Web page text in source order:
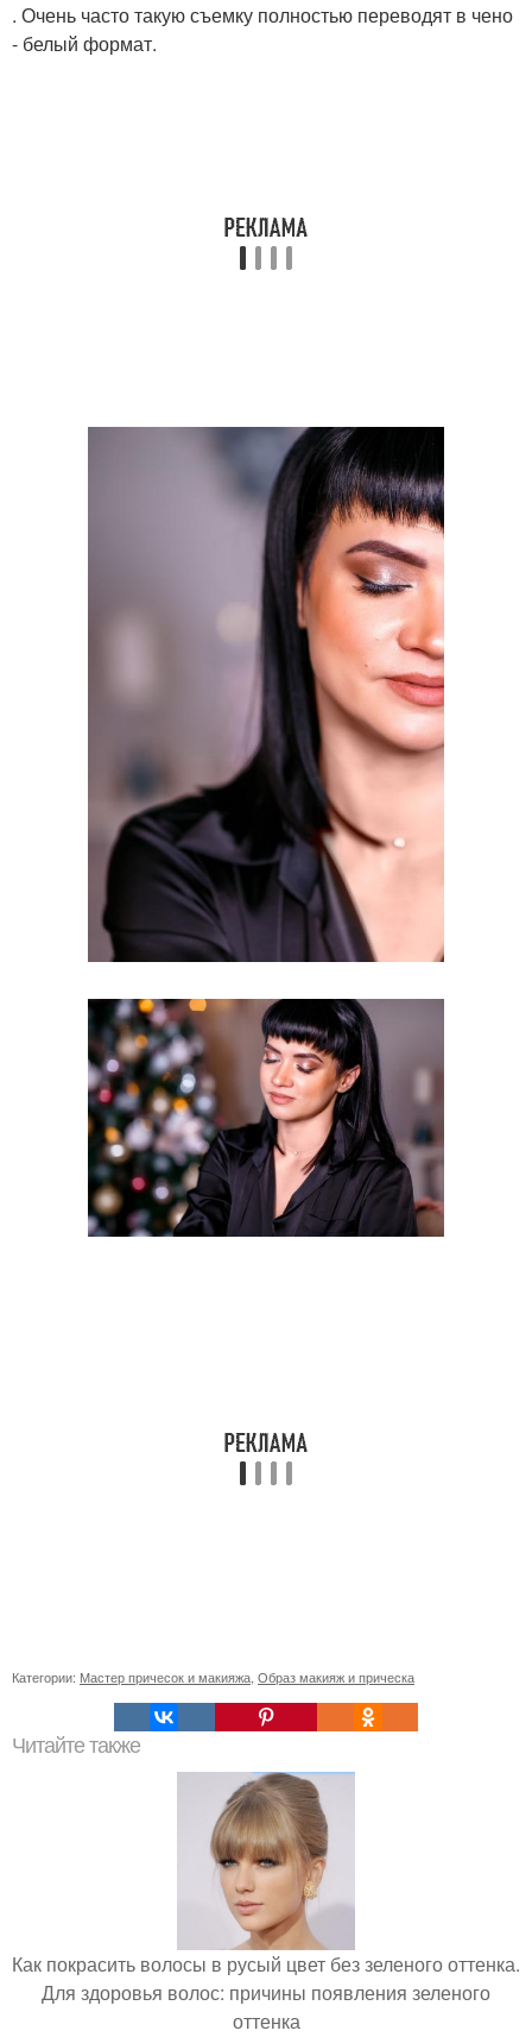
. Очень часто такую съемку полностью переводят в чено
- белый формат.
Категории: Мастер причесок и макияжа Образ макияж и прическа
Читайте также
Как покрасить волосы в русый цвет без зеленого оттенка.
Для здоровья волос: причины появления зеленого
оттенка